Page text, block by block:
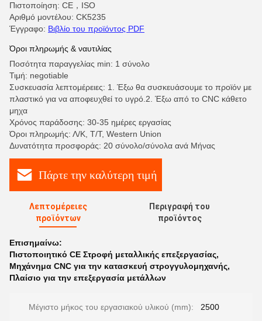
Πιστοποίηση: CE，ISO
Αριθμό μοντέλου: CK5235
Έγγραφο: Βιβλίο του προϊόντος PDF
Όροι πληρωμής & ναυτιλίας
Ποσότητα παραγγελίας min: 1 σύνολο
Τιμή: negotiable
Συσκευασία λεπτομέρειες: 1. Έξω θα συσκευάσουμε το προϊόν με
πλαστικό για να αποφευχθεί το υγρό.2. Έξω από το CNC κάθετο
μηχα
Χρόνος παράδοσης: 30-35 ημέρες εργασίας
Όροι πληρωμής: Λ/Κ, Τ/Τ, Western Union
Δυνατότητα προσφοράς: 20 σύνολο/σύνολα ανά Μήνας
Πάρτε την καλύτερη τιμή
Λεπτομέρειες
προϊόντων
Περιγραφή του
προϊόντος
Επισημαίνω:
Πιστοποιητικό CE Στροφή μεταλλικής επεξεργασίας,
Μηχάνημα CNC για την κατασκευή στρογγυλομηχανής,
Πλαίσιο για την επεξεργασία μετάλλων
Μέγιστο μήκος του εργασιακού υλικού (mm): 2500